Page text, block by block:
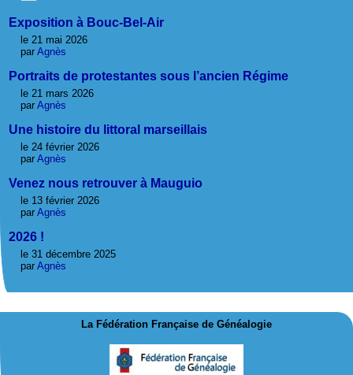
Exposition à Bouc-Bel-Air
le 21 mai 2026
par Agnès
Portraits de protestantes sous l’ancien Régime
le 21 mars 2026
par Agnès
Une histoire du littoral marseillais
le 24 février 2026
par Agnès
Venez nous retrouver à Mauguio
le 13 février 2026
par Agnès
2026 !
le 31 décembre 2025
par Agnès
La Fédération Française de Généalogie